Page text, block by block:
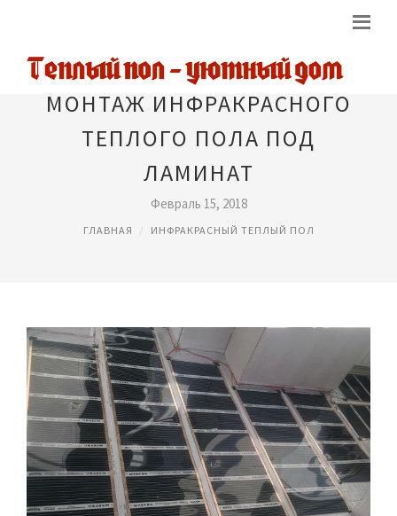
МОНТАЖ ИНФРАКРАСНОГО
ТЕПЛОГО ПОЛА ПОД
ЛАМИНАТ
Февраль 15, 2018
ГЛАВНАЯ ИНФРАКРАСНЫЙ ТЕПЛЫЙ ПОЛ